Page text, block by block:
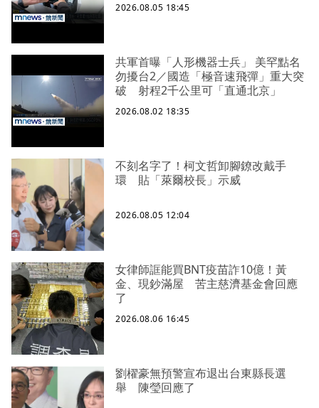
2026.08.05 18:45
共軍首曝「人形機器士兵」 美罕點名
勿擾台2／國造「極音速飛彈」重大突
破 射程2千公里可「直通北京」
2026.08.02 18:35
不刻名字了！柯文哲卸腳鐐改戴手
環 貼「萊爾校長」示威
2026.08.05 12:04
女律師誆能買BNT疫苗詐10億！黃
金、現鈔滿屋 苦主慈濟基金會回應
了
2026.08.06 16:45
劉櫂豪無預警宣布退出台東縣長選
舉 陳瑩回應了